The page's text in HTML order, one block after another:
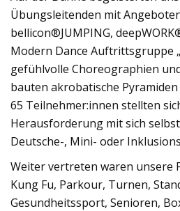
Übungsleitenden mit
bellicon®JUMPING,
Modern Dance Auftrittsgruppe
gefühlvolle Choreographien
bauten akrobatische
65 Teilnehmer:innen stellten
Herausforderung mit sich
Deutsche-, Mini- oder
Weiter vertreten waren unsere
Kung Fu, Parkour, Turnen,
Gesundheitssport, Senioren,